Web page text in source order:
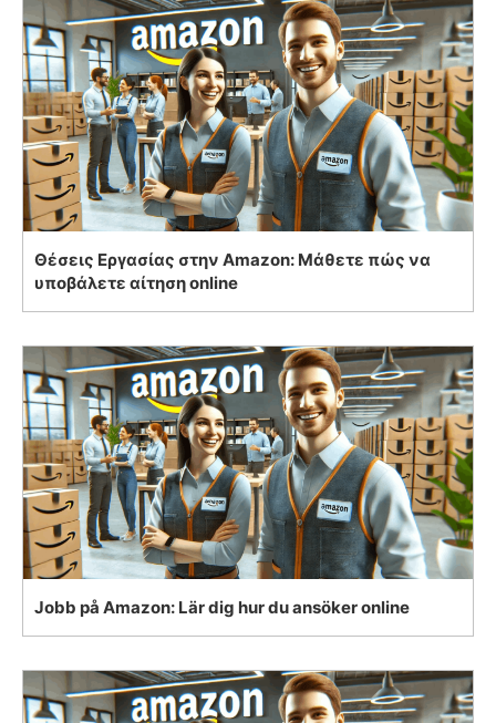
Θέσεις Εργασίας στην Amazon: Μάθετε πώς να
υποβάλετε αίτηση online
Jobb på Amazon: Lär dig hur du ansöker online